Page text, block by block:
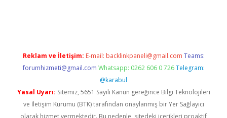
Reklam ve İletişim: E-mail: backlinkpaneli@gmail.com Teams:
forumhizmeti@gmail.com Whatsapp: 0262 606 0 726 Telegram:
@karabul
Yasal Uyarı: Sitemiz, 5651 Sayılı Kanun gereğince Bilgi Teknolojileri
ve İletişim Kurumu (BTK) tarafından onaylanmış bir Yer Sağlayıcı
olarak hizmet vermektedir. Bu nedenle, sitedeki içerikleri proaktif